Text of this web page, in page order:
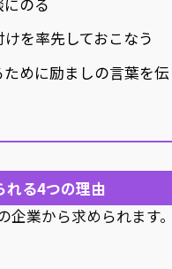
を率先しておこなう
めに励ましの言葉を伝
れる4つの理由
企業から求められます